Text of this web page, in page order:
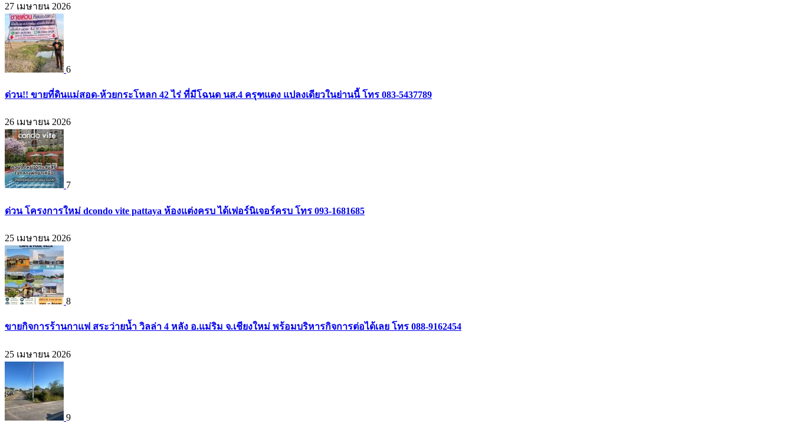
27 เมษายน 2026
6
ด่วน!! ขายที่ดินแม่สอด-ห้วยกระโหลก 42 ไร่ ที่มีโฉนด นส.4 ครุฑแดง แปลงเดียวในย่านนี้ โทร 083-5437789
26 เมษายน 2026
7
ด่วน โครงการใหม่ dcondo vite pattaya ห้องแต่งครบ ได้เฟอร์นิเจอร์ครบ โทร 093-1681685
25 เมษายน 2026
8
ขายกิจการร้านกาแฟ สระว่ายน้ำ วิลล่า 4 หลัง อ.แม่ริม จ.เชียงใหม่ พร้อมบริหารกิจการต่อได้เลย โทร 088-9162454
25 เมษายน 2026
9